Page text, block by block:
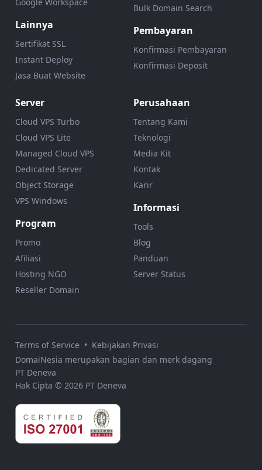
Lainnya
Sertifikat SSL
Instant Deploy
Jasa Buat Website
Bulk Domain Search
Pembayaran
Konfirmasi Pembayaran
Konfirmasi Deposit
Server
Cloud VPS Turbo
Cloud VPS Lite
Managed Cloud VPS
Dedicated Server
Object Storage
VPS Windows
Program
Promo
Afiliasi
Hosting NGO
Reseller Domain
Perusahaan
Tentang Kami
Teknologi
Media Kit
Kontak
Karir
Informasi
Tools
Blog
Panduan
Server Status
Terms of Service • Kebijakan Privasi
DomaiNesia merupakan bagian dan merk dagang
PT Deneva
Hak Cipta © 2026 PT Deneva